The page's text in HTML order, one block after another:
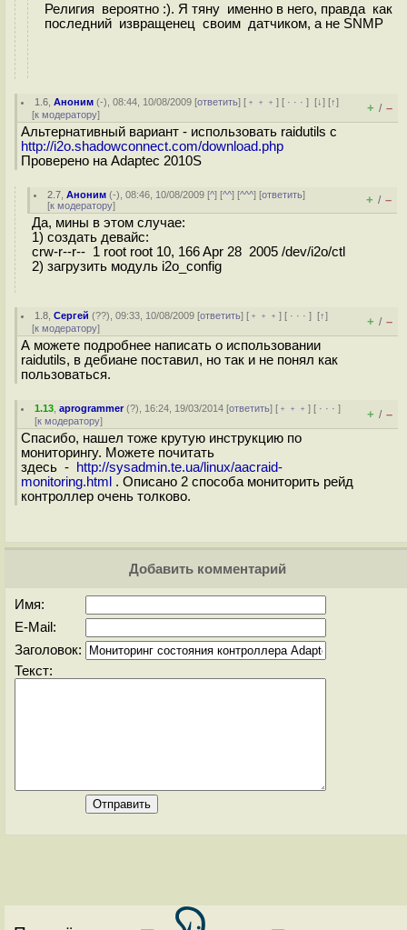
Религия вероятно :). Я тяну именно в него, правда как
последний извращенец своим датчиком, а не SNMP
1.6 ,Аноним (-), 08:44, 10/08/2009 [ответить] [ ﹢﹢﹢] [ · · ·][↓] [↑]
[к модератору] + / –
Альтернативный вариант - использовать raidutils с
http://i2o.shadowconnect.com/download.php
Проверено на Adaptec 2010S
2.7 ,Аноним (-), 08:46, 10/08/2009 [^] [^^] [^^^] [ответить]
[к модератору] + / –
Да, мины в этом случае:
1) создать девайс:
crw-r--r-- 1 root root 10, 166 Apr 28 2005 /dev/i2o/ctl
2) загрузить модуль i2o_config
1.8 ,Сергей (??), 09:33, 10/08/2009 [ответить] [ ﹢﹢﹢] [ · · ·][↑]
[к модератору] + / –
А можете подробнее написать о использовании
raidutils, в дебиане поставил, но так и не понял как
пользоваться.
1.13 ,aprogrammer(?), 16:24, 19/03/2014 [ответить] [ ﹢﹢﹢] [ · · ·]
[к модератору] + / –
Спасибо, нашел тоже крутую инструкцию по
мониторингу. Можете почитать
здесь -
http://sysadmin.te.ua/linux/aacraid-
monitoring.html . Описано 2 способа мониторить рейд
контроллер очень толково.
Добавить комментарий
Имя:
E-Mail:
Заголовок:
Текст: